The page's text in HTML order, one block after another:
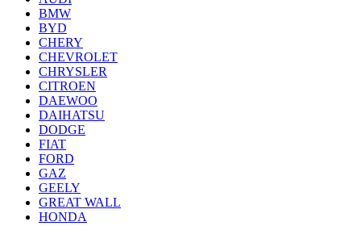
BMW
BYD
CHERY
CHEVROLET
CHRYSLER
CITROEN
DAEWOO
DAIHATSU
DODGE
FIAT
FORD
GAZ
GEELY
GREAT WALL
HONDA